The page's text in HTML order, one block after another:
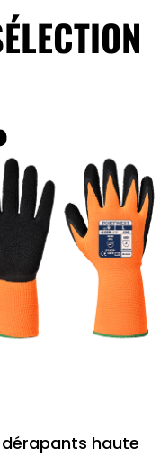
ajouter au panier
haute